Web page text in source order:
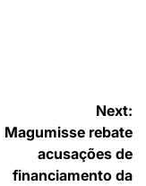
Next:
Magumisse rebate
acusações de
financiamento da